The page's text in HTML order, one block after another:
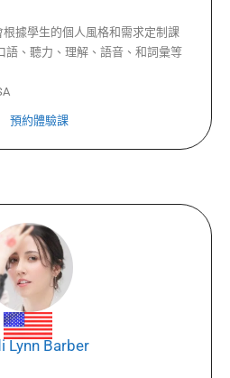
據學生的個人風格和需求定制課
語、聽力、理解、語音、和詞彙等
預約體驗課
Lynn Barber